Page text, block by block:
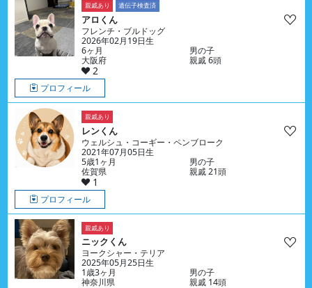
親戚あり 遺伝子検査済
アロくん
フレンチ・ブルドッグ
2026年02月19日生
6ヶ月
男の子
大阪府
親戚 6頭
2
プロフィール
親戚あり
レンくん
ウェルシュ・コーギー・ペンブローク
2021年07月05日生
5歳1ヶ月
男の子
佐賀県
親戚 21頭
1
プロフィール
親戚あり
ニックくん
ヨークシャー・テリア
2025年05月25日生
1歳3ヶ月
男の子
神奈川県
親戚 14頭